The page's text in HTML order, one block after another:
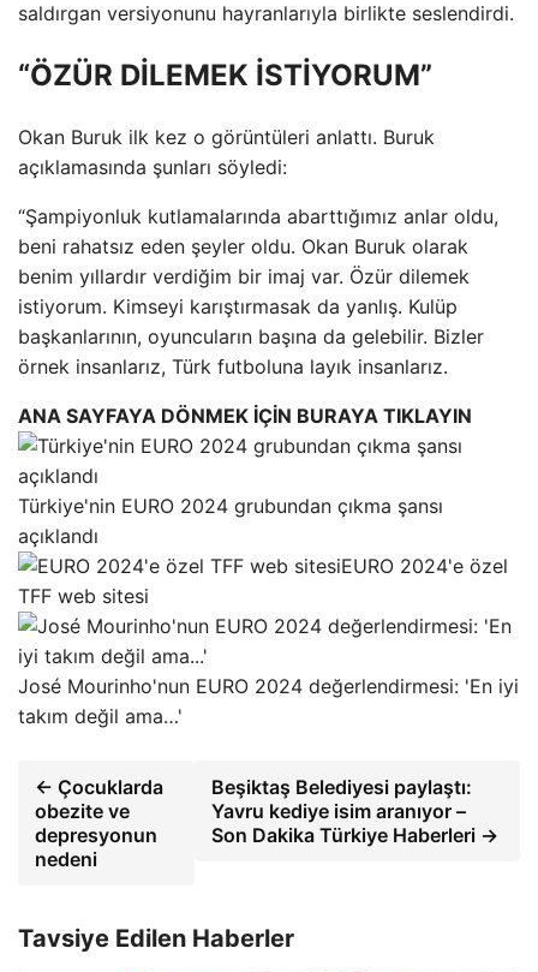
saldırgan versiyonunu hayranlarıyla birlikte seslendirdi.
“ÖZÜR DİLEMEK İSTİYORUM”
Okan Buruk ilk kez o görüntüleri anlattı. Buruk
açıklamasında şunları söyledi:
“Şampiyonluk kutlamalarında abarttığımız anlar oldu,
beni rahatsız eden şeyler oldu. Okan Buruk olarak
benim yıllardır verdiğim bir imaj var. Özür dilemek
istiyorum. Kimseyi karıştırmasak da yanlış. Kulüp
başkanlarının, oyuncuların başına da gelebilir. Bizler
örnek insanlarız, Türk futboluna layık insanlarız.
ANA SAYFAYA DÖNMEK İÇİN BURAYA TIKLAYIN
Türkiye'nin EURO 2024 grubundan çıkma şansı
açıklandı
EURO 2024'e özel
TFF web sitesi
José Mourinho'nun EURO 2024 değerlendirmesi: 'En iyi
takım değil ama…'
← Çocuklarda
obezite ve
depresyonun
nedeni
Beşiktaş Belediyesi paylaştı:
Yavru kediye isim aranıyor –
Son Dakika Türkiye Haberleri →
Tavsiye Edilen Haberler